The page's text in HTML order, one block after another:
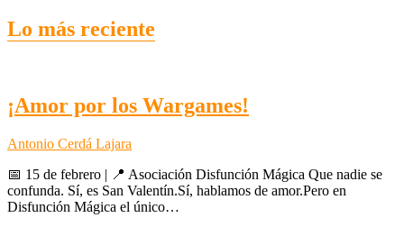
Lo más reciente
¡Amor por los Wargames!
Antonio Cerdá Lajara
📅 15 de febrero | 📍 Asociación Disfunción Mágica Que nadie se
confunda. Sí, es San Valentín.Sí, hablamos de amor.Pero en
Disfunción Mágica el único…